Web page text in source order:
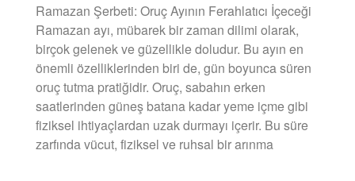
Ramazan Şerbeti: Oruç Ayının Ferahlatıcı İçeceği
Ramazan ayı, mübarek bir zaman dilimi olarak,
birçok gelenek ve güzellikle doludur. Bu ayın en
önemli özelliklerinden biri de, gün boyunca süren
oruç tutma pratiğidir. Oruç, sabahın erken
saatlerinden güneş batana kadar yeme içme gibi
fiziksel ihtiyaçlardan uzak durmayı içerir. Bu süre
zarfında vücut, fiziksel ve ruhsal bir arınma